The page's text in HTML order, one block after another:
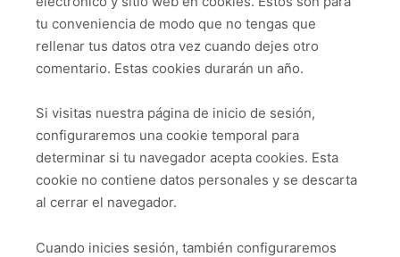
tu conveniencia de modo que no tengas que
rellenar tus datos otra vez cuando dejes otro
comentario. Estas cookies durarán un año.
Si visitas nuestra página de inicio de sesión,
configuraremos una cookie temporal para
determinar si tu navegador acepta cookies. Esta
cookie no contiene datos personales y se descarta
al cerrar el navegador.
Cuando inicies sesión, también configuraremos